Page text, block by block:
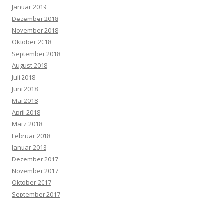
Januar 2019
Dezember 2018
November 2018
Oktober 2018
September 2018
August 2018
Juli 2018
Juni 2018
Mai 2018
April 2018
März 2018
Februar 2018
Januar 2018
Dezember 2017
November 2017
Oktober 2017
September 2017